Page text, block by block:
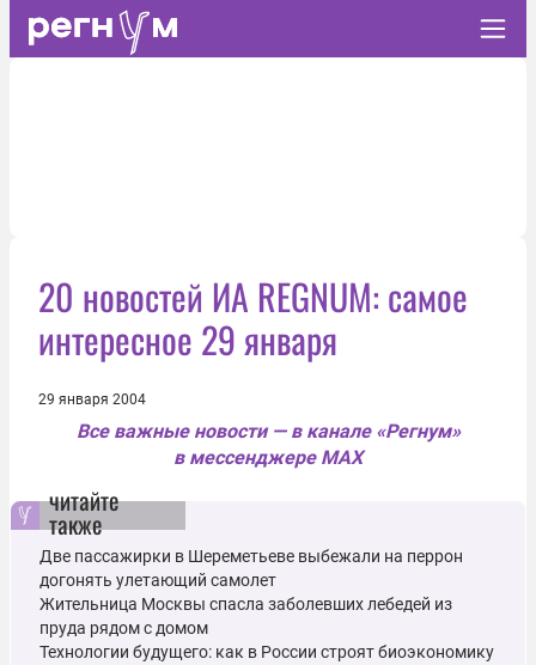
20 новостей ИА REGNUM: самое
интересное 29 января
29 января 2004
Все важные новости — в канале «Регнум»
в мессенджере MAX
читайте
также
Две пассажирки в Шереметьеве выбежали на перрон
догонять улетающий самолет
Жительница Москвы спасла заболевших лебедей из
пруда рядом с домом
Технологии будущего: как в России строят биоэкономику